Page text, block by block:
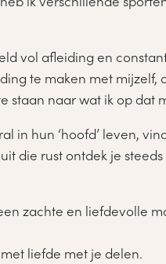
vol afleiding en
te maken met
staan naar wat ik op dat
in hun ‘hoofd’ leven,
die rust ontdek je
zachte en liefdevolle
liefde met je delen.